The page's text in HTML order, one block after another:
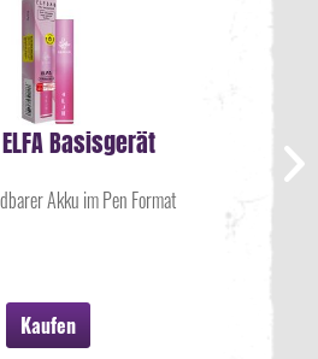
Basisgerät
Akku im Pen Format
Kaufen